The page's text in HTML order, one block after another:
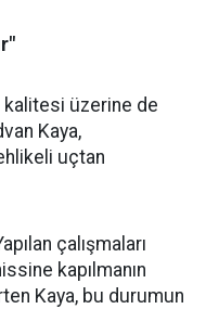
üzerine de
Kaya,
uçtan
çalışmaları
kapılmanın
Kaya, bu durumun